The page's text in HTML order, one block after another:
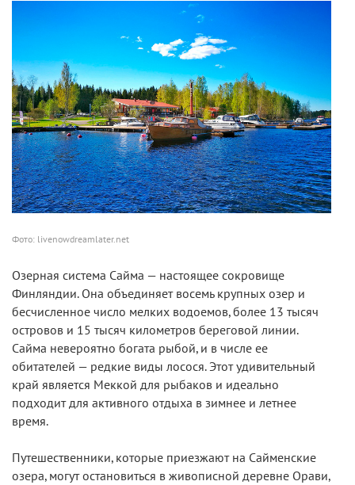
Фото: livenowdreamlater.net
Озерная система Сайма — настоящее сокровище
Финляндии. Она объединяет восемь крупных озер и
бесчисленное число мелких водоемов, более 13 тысяч
островов и 15 тысяч километров береговой линии.
Сайма невероятно богата рыбой, и в числе ее
обитателей — редкие виды лосося. Этот удивительный
край является Меккой для рыбаков и идеально
подходит для активного отдыха в зимнее и летнее
время.
Путешественники, которые приезжают на Сайменские
озера, могут остановиться в живописной деревне Орави,